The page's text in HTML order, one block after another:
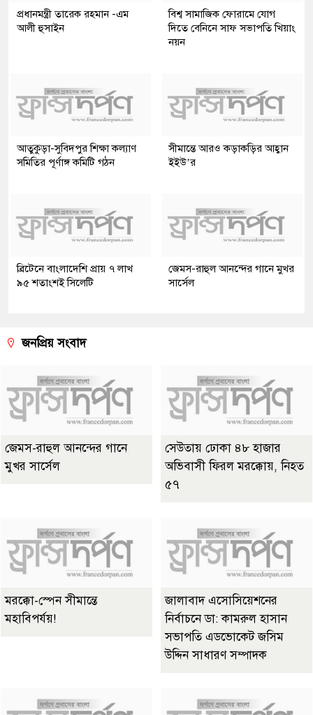
প্রধানমন্ত্রী তারেক রহমান -এম
আলী হুসাইন
বিশ্ব সামাজিক ফোরামে যোগ
দিতে বেনিনে সাফ সভাপতি খিয়াং
নয়ন
আতুকুড়া-সুবিদপুর শিক্ষা কল্যাণ
সমিতির পূর্ণাঙ্গ কমিটি গঠন
সীমান্তে আরও কড়াকড়ির আহ্বান
ইইউ’র
ব্রিটেনে বাংলাদেশি প্রায় ৭ লাখ
৯৫ শতাংশই সিলেটি
জেমস-রাহুল আনন্দের গানে মুখর
সার্সেল
জনপ্রিয় সংবাদ
জেমস-রাহুল আনন্দের গানে
মুখর সার্সেল
সেউতায় ঢোকা ৪৮ হাজার
অভিবাসী ফিরল মরক্কোয়, নিহত
৫৭
মরক্কো-স্পেন সীমান্তে
মহাবিপর্যয়!
জালাবাদ এসোসিয়েশনের
নির্বাচনে ডা: কামরুল হাসান
সভাপতি এডভোকেট জসিম
উদ্দিন সাধারণ সম্পাদক